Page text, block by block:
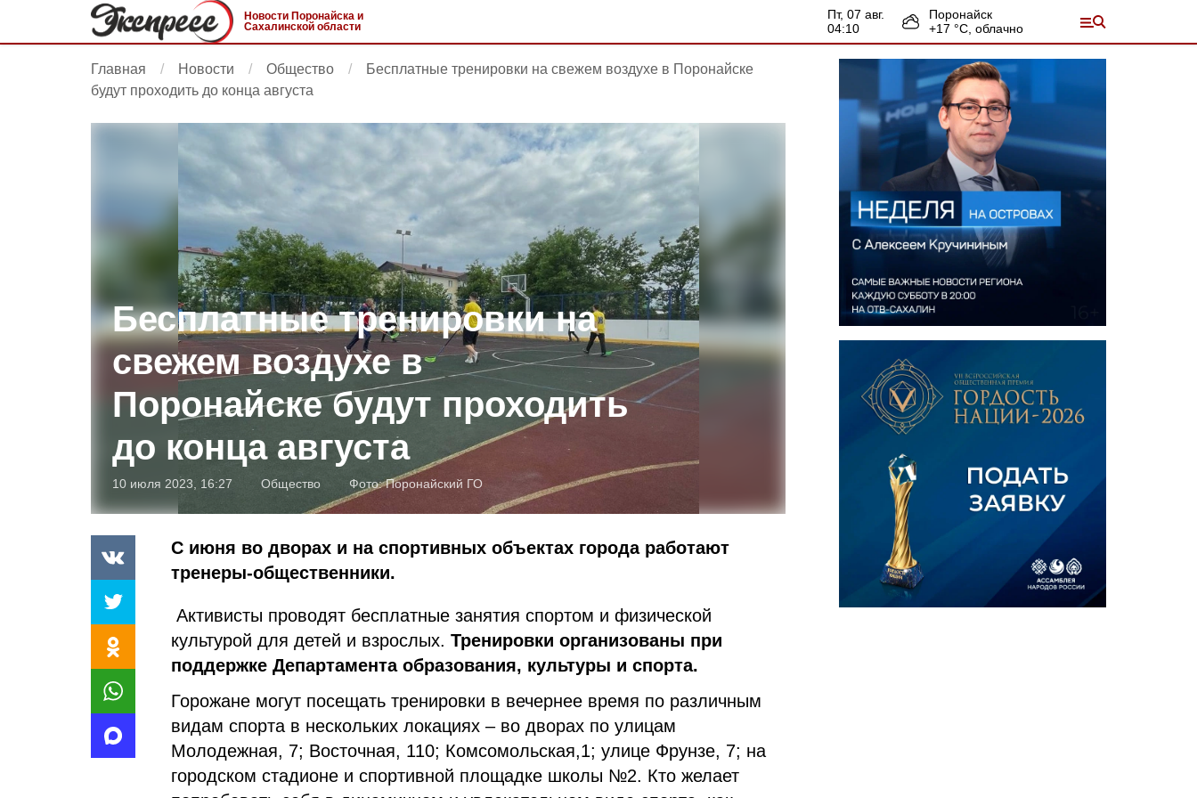
Новости Поронайска и
Сахалинской области
пт, 07 авг.
04:10
Поронайск
+17 °С, облачно
Главная Новости Общество
Бесплатные тренировки на свежем воздухе в Поронайске
будут проходить до конца августа
Бесплатные тренировки на
свежем воздухе в
Поронайске будут проходить
до конца августа
10 июля 2023, 16:27 Общество Фото:Поронайский ГО
С июня во дворах и на спортивных объектах города работают
тренеры-общественники.
Активисты проводят бесплатные занятия спортом и физической
культурой для детей и взрослых. Тренировки организованы при
поддержке Департамента образования, культуры и спорта.
Горожане могут посещать тренировки в вечернее время по различным
видам спорта в нескольких локациях – во дворах по улицам
Молодежная, 7; Восточная, 110; Комсомольская,1; улице Фрунзе, 7; на
городском стадионе и спортивной площадке школы №2. Кто желает